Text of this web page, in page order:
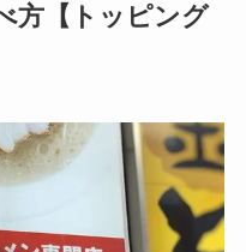
方【トッピング